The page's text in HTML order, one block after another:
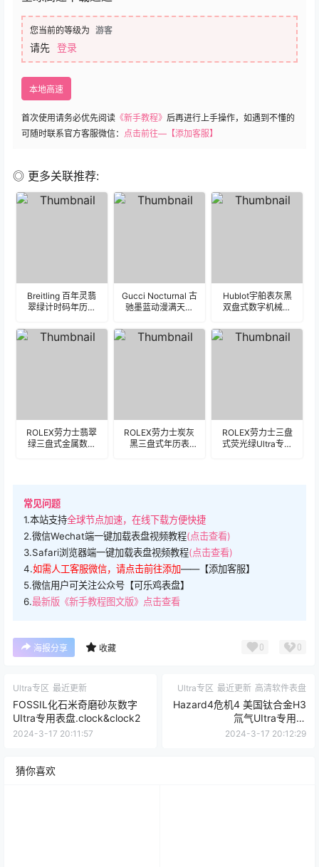
您当前的等级为 游客
请先 登录
本地高速
首次使用请务必优先阅读 《新手教程》 后再进行上手操作，如遇到不懂的
可随时联系官方客服微信： 点击前往—【添加客服】
◎ 更多关联推荐:
Breitling 百年灵翡
翠绿计时码年历表
Gucci Nocturnal 古
驰墨蓝动漫满天星
Hublot宇舶表灰黑
双盘式数字机械表
ROLEX劳力士翡翠
绿三盘式金属数字
ROLEX劳力士炭灰
黑三盘式年历表
ROLEX劳力士三盘
式荧光绿Ultra专用
常见问题
1.本站支持全球节点加速，在线下载方便快捷
2.微信Wechat端一键加载表盘视频教程(点击查看)
3.Safari浏览器端一键加载表盘视频教程(点击查看)
4.如需人工客服微信，请点击前往添加——【添加客服】
5.微信用户可关注公众号【可乐鸡表盘】
6.最新版《新手教程图文版》点击查看
海报分享 收藏 0 0
Ultra专区 最近更新
FOSSIL化石米奇磨砂灰数字
UItra专用表盘.clock&clock2
2024-3-17 20:11:57
Ultra专区 最近更新 高清软件表盘
Hazard4危机4 美国钛合金H3
氚气UItra专用表
盘.clock&clock2
2024-3-17 20:12:29
猜你喜欢